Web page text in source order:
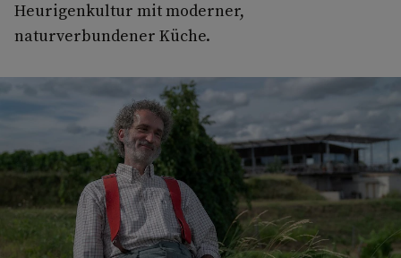
Heurigenkultur mit moderner,
naturverbundener Küche.